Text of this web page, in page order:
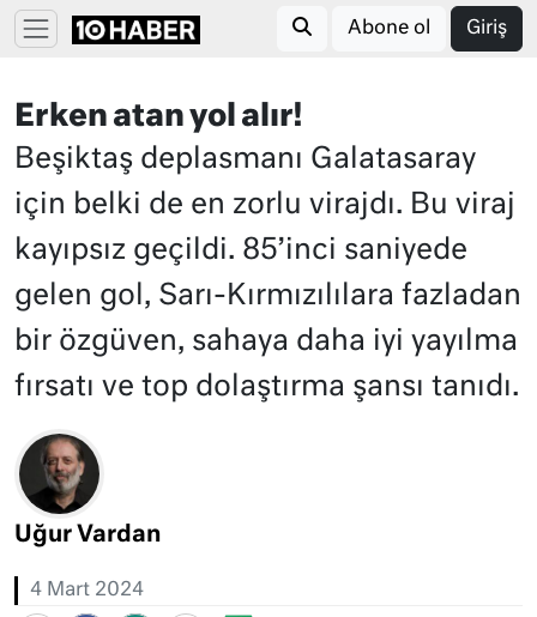
Abone ol Giriş
Erken atan yol alır!
Beşiktaş deplasmanı Galatasaray
için belki de en zorlu virajdı. Bu viraj
kayıpsız geçildi. 85’inci saniyede
gelen gol, Sarı-Kırmızılılara fazladan
bir özgüven, sahaya daha iyi yayılma
fırsatı ve top dolaştırma şansı tanıdı.
Uğur Vardan
4 Mart 2024